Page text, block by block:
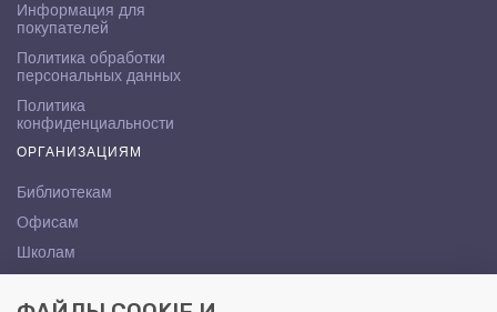
Информация для
покупателей
Политика обработки
персональных данных
Политика
конфиденциальности
ОРГАНИЗАЦИЯМ
Библиотекам
Офисам
Школам